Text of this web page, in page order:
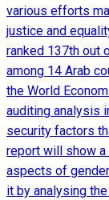
various efforts
justice and
ranked 137th out
among 14 Arab
the World
auditing analysis
security factors
report will show
aspects of
it by analysing